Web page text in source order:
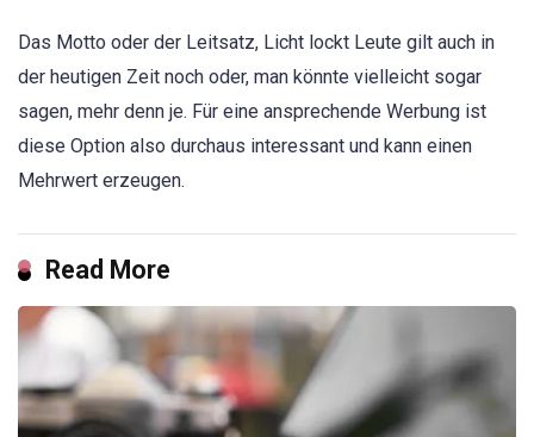
Das Motto oder der Leitsatz, Licht lockt Leute gilt auch in
der heutigen Zeit noch oder, man könnte vielleicht sogar
sagen, mehr denn je. Für eine ansprechende Werbung ist
diese Option also durchaus interessant und kann einen
Mehrwert erzeugen.
Read More